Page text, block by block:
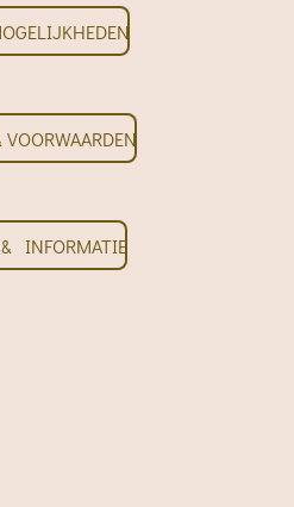
VOORWAARDEN
& INFORMATIE